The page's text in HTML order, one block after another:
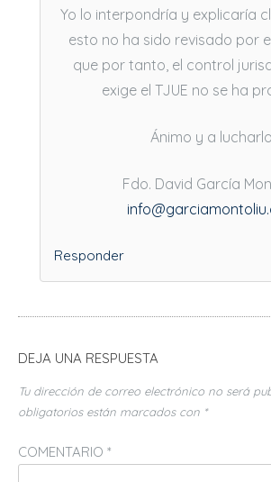
Yo lo interpondría y explicaría
esto no ha sido revisado por
que por tanto, el control
exige el TJUE no se ha
Ánimo y a
Fdo. David García
Responder
DEJA UNA RESPUESTA
Tu dirección de correo electrónico no será
obligatorios están marcados con *
COMENTARIO *